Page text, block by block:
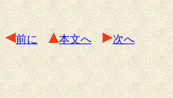
前に 本文へ 次へ